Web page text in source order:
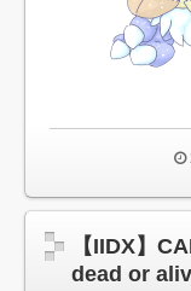
【IIDX】
dead or